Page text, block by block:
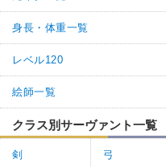
身長・体重一覧
レベル120
絵師一覧
クラス別サーヴァント一覧
剣 弓